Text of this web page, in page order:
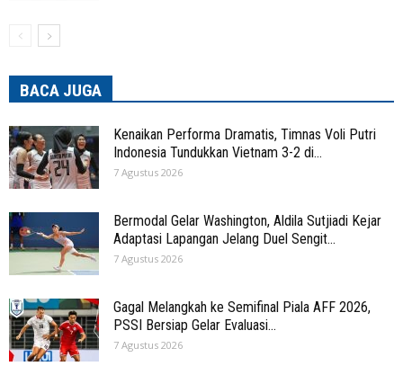
BACA JUGA
Kenaikan Performa Dramatis, Timnas Voli Putri
Indonesia Tundukkan Vietnam 3-2 di...
7 Agustus 2026
Bermodal Gelar Washington, Aldila Sutjiadi Kejar
Adaptasi Lapangan Jelang Duel Sengit...
7 Agustus 2026
Gagal Melangkah ke Semifinal Piala AFF 2026,
PSSI Bersiap Gelar Evaluasi...
7 Agustus 2026